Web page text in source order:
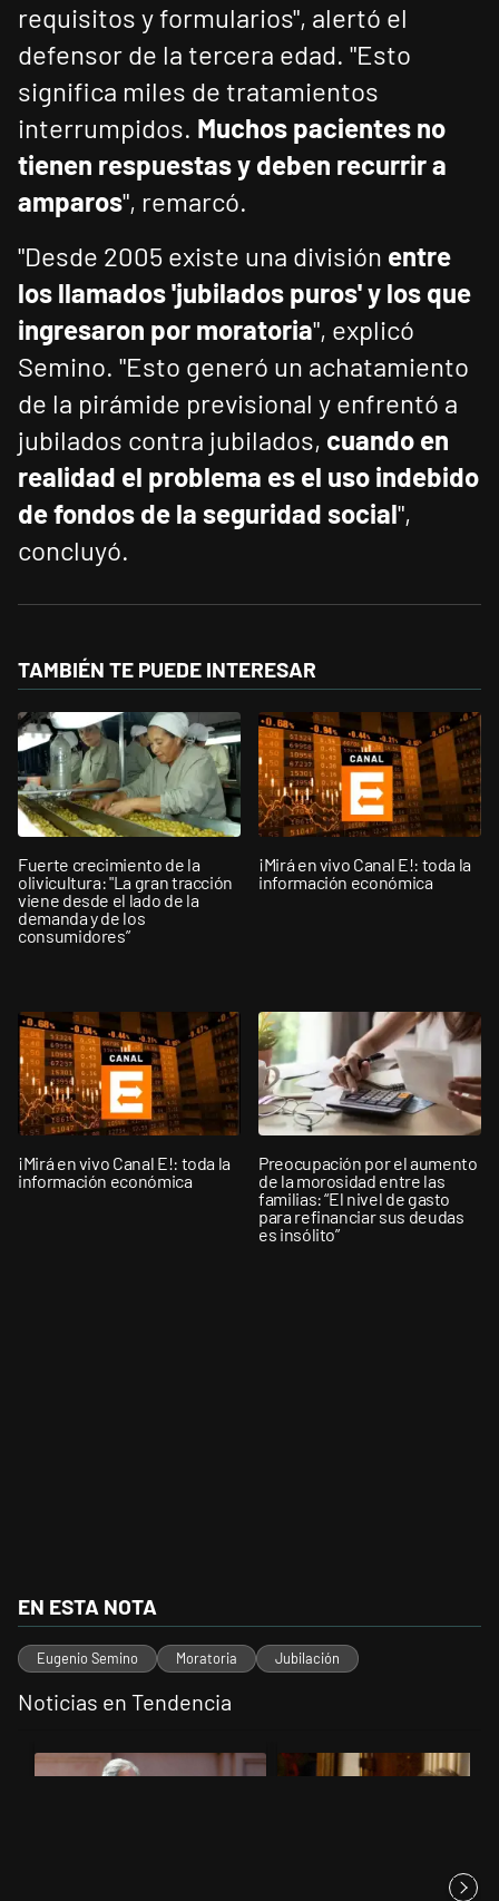
requisitos y formularios", alertó el
defensor de la tercera edad. "Esto
significa miles de tratamientos
interrumpidos. Muchos pacientes no
tienen respuestas y deben recurrir a
amparos", remarcó.
"Desde 2005 existe una división entre
los llamados 'jubilados puros' y los que
ingresaron por moratoria", explicó
Semino. "Esto generó un achatamiento
de la pirámide previsional y enfrentó a
jubilados contra jubilados, cuando en
realidad el problema es el uso indebido
de fondos de la seguridad social",
concluyó.
TAMBIÉN TE PUEDE INTERESAR
Fuerte crecimiento de la
olivicultura: "La gran tracción
viene desde el lado de la
demanda y de los
consumidores”
¡Mirá en vivo Canal E!: toda la
información económica
¡Mirá en vivo Canal E!: toda la
información económica
Preocupación por el aumento
de la morosidad entre las
familias: “El nivel de gasto
para refinanciar sus deudas
es insólito”
EN ESTA NOTA
Eugenio Semino Moratoria Jubilación
Noticias en Tendencia
Un artículo de tendencia con el título "Las incosistencias de
Un artículo de tendencia con el